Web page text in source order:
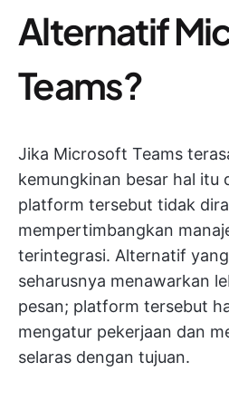
Alternatif
Teams?
Jika Microsoft Teams
kemungkinan besar hal itu
platform tersebut tidak
mempertimbangkan
terintegrasi. Alternatif
seharusnya menawarkan
pesan; platform tersebut
mengatur pekerjaan dan
selaras dengan tujuan.